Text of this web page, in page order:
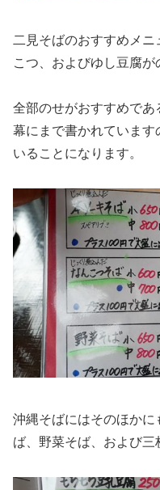
二見そばのおすすめメ
こつ、およびゆし豆腐が
全部のせがおすすめで
幕にまで書かれています
いることになります。
沖縄そばにはそのほか
ば、野菜そば、および三